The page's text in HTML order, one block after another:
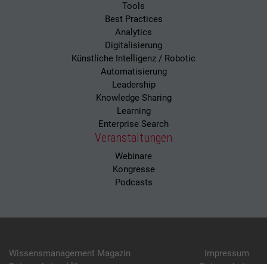
Tools
Best Practices
Analytics
Digitalisierung
Künstliche Intelligenz / Robotic
Automatisierung
Leadership
Knowledge Sharing
Learning
Enterprise Search
Veranstaltungen
Webinare
Kongresse
Podcasts
Wissensmanagement Magazin
Impressum